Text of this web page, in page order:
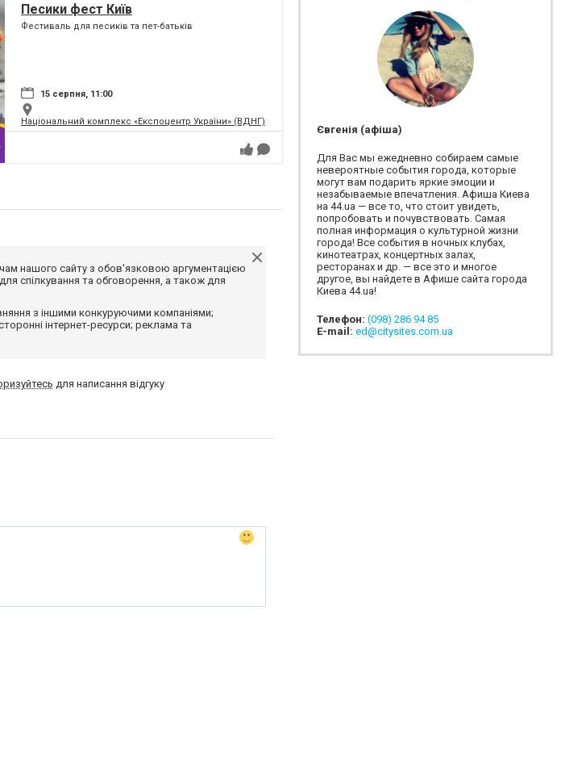
Песики фест Київ
Фестиваль для песиків та пет-батьків
15 серпня, 11:00
Національний комплекс «Експоцентр України» (ВДНГ)
нашого сайту з обов'язковою аргументацією
спілкування та обговорення, а також для
з іншими конкуруючими компаніями;
інтернет-ресурси; реклама та
для написання відгуку
Євгенія (афіша)
Для Вас мы ежедневно собираем самые
невероятные события города, которые
могут вам подарить яркие эмоции и
незабываемые впечатления. Афиша Киева
на 44.ua — все то, что стоит увидеть,
попробовать и почувствовать. Самая
полная информация о культурной жизни
города! Все события в ночных клубах,
кинотеатрах, концертных залах,
ресторанах и др. — все это и многое
другое, вы найдете в Афише сайта города
Киева 44.ua!
Телефон: (098) 286 94 85
E-mail: ed@citysites.com.ua